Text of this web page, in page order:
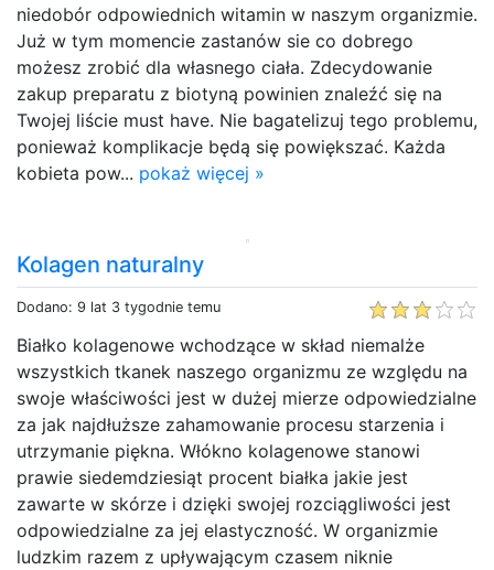
niedobór odpowiednich witamin w naszym organizmie.
Już w tym momencie zastanów sie co dobrego
możesz zrobić dla własnego ciała. Zdecydowanie
zakup preparatu z biotyną powinien znaleźć się na
Twojej liście must have. Nie bagatelizuj tego problemu,
ponieważ komplikacje będą się powiększać. Każda
kobieta pow... pokaż więcej »
Kolagen naturalny
Dodano: 9 lat 3 tygodnie temu
Białko kolagenowe wchodzące w skład niemalże
wszystkich tkanek naszego organizmu ze względu na
swoje właściwości jest w dużej mierze odpowiedzialne
za jak najdłuższe zahamowanie procesu starzenia i
utrzymanie piękna. Włókno kolagenowe stanowi
prawie siedemdziesiąt procent białka jakie jest
zawarte w skórze i dzięki swojej rozciągliwości jest
odpowiedzialne za jej elastyczność. W organizmie
ludzkim razem z upływającym czasem niknie